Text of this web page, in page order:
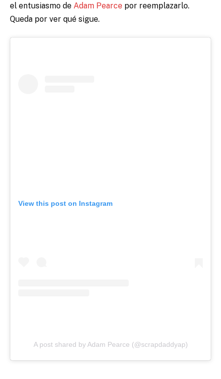
el entusiasmo de Adam Pearce por reemplazarlo.
Queda por ver qué sigue.
View this post on Instagram
A post shared by Adam Pearce (@scrapdaddyap)